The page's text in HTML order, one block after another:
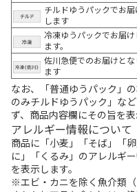
チルドゆうパックでお届
します
冷凍ゆうパックでお届け
ます。
佐川急便でのお届けとな
ます
なお、「普通ゆうパック」
のみチルドゆうパック」な
ず、商品内容欄にその旨を表
アレルギー情報について
商品に「小麦」「そば」「
に」「くるみ」のアレルギ
を表示します。
※エビ・カニを除く魚介類